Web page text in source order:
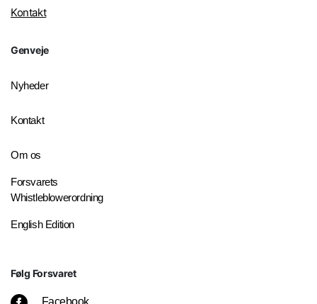
Kontakt
Genveje
Nyheder
Kontakt
Om os
Forsvarets
Whistleblowerordning
English Edition
Følg Forsvaret